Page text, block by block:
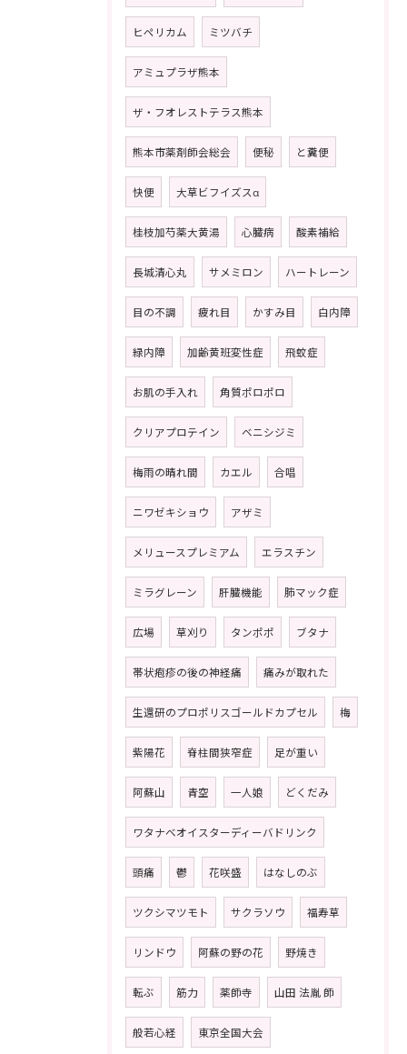
ヒペリカム ミツバチ
アミュプラザ熊本
ザ・フオレストテラス熊本
熊本市薬剤師会総会 便秘 と糞便
快便 大草ビフイズスα
桂枝加芍薬大黄湯 心臓病 酸素補給
長城清心丸 サメミロン ハートレーン
目の不調 疲れ目 かすみ目 白内障
緑内障 加齢黄班変性症 飛蚊症
お肌の手入れ 角質ポロポロ
クリアプロテイン ベニシジミ
梅雨の晴れ間 カエル 合唱
ニワゼキショウ アザミ
メリュースプレミアム エラスチン
ミラグレーン 肝臓機能 肺マック症
広場 草刈り タンポポ ブタナ
帯状疱疹の後の神経痛 痛みが取れた
生還研のプロポリスゴールドカプセル 梅
紫陽花 脊柱間狭窄症 足が重い
阿蘇山 青空 一人娘 どくだみ
ワタナベオイスターディーバドリンク
頭痛 鬱 花咲盛 はなしのぶ
ツクシマツモト サクラソウ 福寿草
リンドウ 阿蘇の野の花 野焼き
転ぶ 筋力 薬師寺 山田 法胤 師
般若心経 東京全国大会